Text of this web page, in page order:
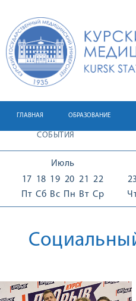
ГЛАВНАЯ ОБРАЗОВАНИЕ
СОБЫТИЯ
Июль
17
Пт
18
Сб
19
Вс
20
Пн
21
Вт
22
Ср
23